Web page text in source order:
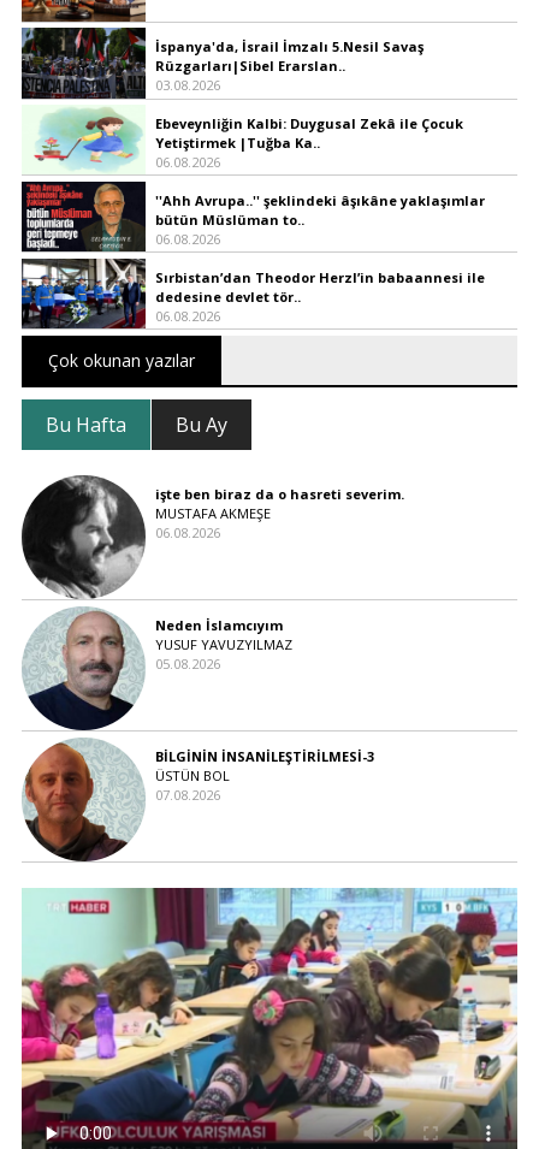
İspanya'da, İsrail İmzalı 5.Nesil Savaş
Rüzgarları|Sibel Erarslan..
03.08.2026
Ebeveynliğin Kalbi: Duygusal Zekâ ile Çocuk
Yetiştirmek |Tuğba Ka..
06.08.2026
''Ahh Avrupa..'' şeklindeki âşıkâne yaklaşımlar
bütün Müslüman to..
06.08.2026
Sırbistan’dan Theodor Herzl’in babaannesi ile
dedesine devlet tör..
06.08.2026
Çok okunan yazılar
Bu Hafta Bu Ay
işte ben biraz da o hasreti severim.
MUSTAFA AKMEŞE
06.08.2026
Neden İslamcıyım
YUSUF YAVUZYILMAZ
05.08.2026
BİLGİNİN İNSANİLEŞTİRİLMESİ-3
ÜSTÜN BOL
07.08.2026